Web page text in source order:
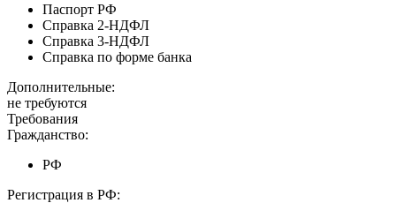
Паспорт РФ
Справка 2-НДФЛ
Справка 3-НДФЛ
Справка по форме банка
Дополнительные:
не требуются
Требования
Гражданство:
РФ
Регистрация в РФ: